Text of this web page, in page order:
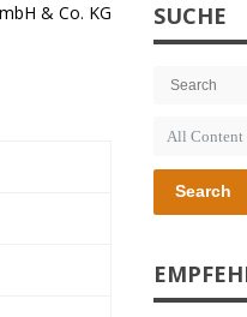
& Co. KG SUCHE
Search